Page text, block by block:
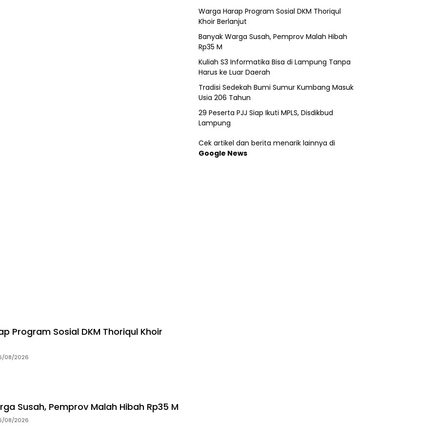
Program Sosial DKM Thoriqul Khoir
08/2026
Susah, Pemprov Malah Hibah Rp35 M
08/2026
Warga Harap Program Sosial DKM Thoriqul
Khoir Berlanjut
Banyak Warga Susah, Pemprov Malah Hibah
Rp35 M
Kuliah S3 Informatika Bisa di Lampung Tanpa
Harus ke Luar Daerah
Tradisi Sedekah Bumi Sumur Kumbang Masuk
Usia 206 Tahun
29 Peserta PJJ Siap Ikuti MPLS, Disdikbud
Lampung
Cek artikel dan berita menarik lainnya di
Google News